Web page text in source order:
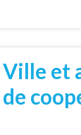
Ville et
de